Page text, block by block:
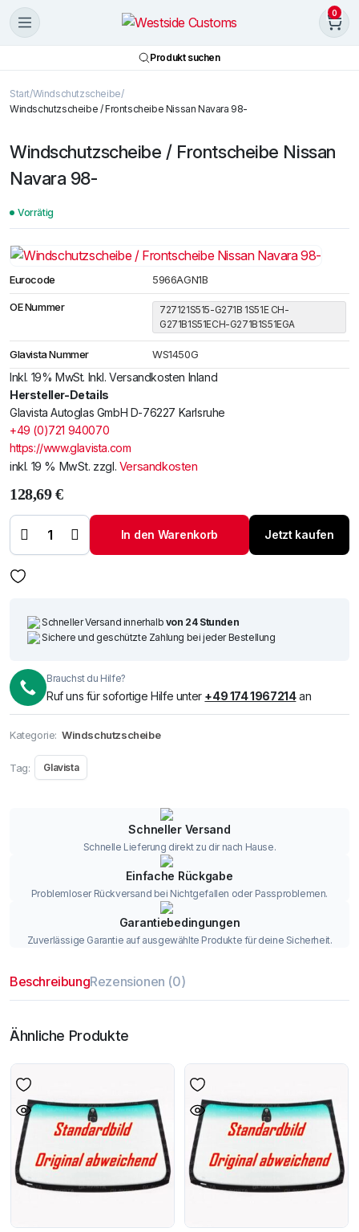
0
Produkt suchen
Start Windschutzscheibe
Windschutzscheibe / Frontscheibe Nissan Navara 98-
Windschutzscheibe / Frontscheibe Nissan
Navara 98-
Vorrätig
Eurocode 5966AGN1B
OE Nummer
727121S515-G271B 1S51E CH-
G271B1S51ECH-G271B1S51EGA
Glavista Nummer WS1450G
Inkl. 19% MwSt. Inkl. Versandkosten Inland
Hersteller-Details
Glavista Autoglas GmbH D-76227 Karlsruhe
+49 (0)721 940070
https://www.glavista.com
inkl. 19 % MwSt. zzgl. Versandkosten
128,69€
Windschutzscheibe
/ Frontscheibe
Nissan Navara 98-
Menge
In den Warenkorb Jetzt kaufen
Schneller Versand innerhalb von 24 Stunden
Sichere und geschützte Zahlung bei jeder Bestellung
Brauchst du Hilfe?
Ruf uns für sofortige Hilfe unter +49 174 1967214an
Kategorie: Windschutzscheibe
Tag: Glavista
Schneller Versand
Schnelle Lieferung direkt zu dir nach Hause.
Einfache Rückgabe
Problemloser Rückversand bei Nichtgefallen oder Passproblemen.
Garantiebedingungen
Zuverlässige Garantie auf ausgewählte Produkte für deine Sicherheit.
BeschreibungRezensionen (0)
Ähnliche Produkte